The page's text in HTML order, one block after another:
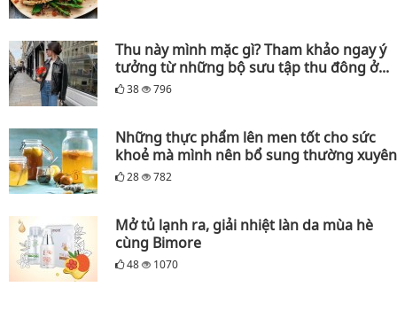
Thu này mình mặc gì? Tham khảo ngay ý
tưởng từ những bộ sưu tập thu đông ở...
38 796
Những thực phẩm lên men tốt cho sức
khoẻ mà mình nên bổ sung thường xuyên
28 782
Mở tủ lạnh ra, giải nhiệt làn da mùa hè
cùng Bimore
48 1070